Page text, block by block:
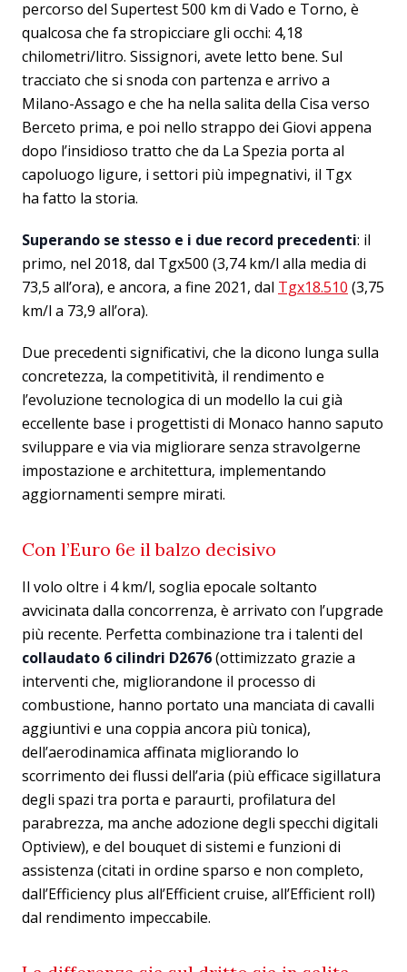
percorso del Supertest 500 km di Vado e Torno, è
qualcosa che fa stropicciare gli occhi: 4,18
chilometri/litro. Sissignori, avete letto bene. Sul
tracciato che si snoda con partenza e arrivo a
Milano-Assago e che ha nella salita della Cisa verso
Berceto prima, e poi nello strappo dei Giovi appena
dopo l’insidioso tratto che da La Spezia porta al
capoluogo ligure, i settori più impegnativi, il Tgx
ha fatto la storia.
Superando se stesso e i due record precedenti: il
primo, nel 2018, dal Tgx500 (3,74 km/l alla media di
73,5 all’ora), e ancora, a fine 2021, dal Tgx18.510 (3,75
km/l a 73,9 all’ora).
Due precedenti significativi, che la dicono lunga sulla
concretezza, la competitività, il rendimento e
l’evoluzione tecnologica di un modello la cui già
eccellente base i progettisti di Monaco hanno saputo
sviluppare e via via migliorare senza stravolgerne
impostazione e architettura, implementando
aggiornamenti sempre mirati.
Con l’Euro 6e il balzo decisivo
Il volo oltre i 4 km/l, soglia epocale soltanto
avvicinata dalla concorrenza, è arrivato con l’upgrade
più recente. Perfetta combinazione tra i talenti del
collaudato 6 cilindri D2676(ottimizzato grazie a
interventi che, migliorandone il processo di
combustione, hanno portato una manciata di cavalli
aggiuntivi e una coppia ancora più tonica),
dell’aerodinamica affinata migliorando lo
scorrimento dei flussi dell’aria (più efficace sigillatura
degli spazi tra porta e paraurti, profilatura del
parabrezza, ma anche adozione degli specchi digitali
Optiview), e del bouquet di sistemi e funzioni di
assistenza (citati in ordine sparso e non completo,
dall’Efficiency plus all’Efficient cruise, all’Efficient roll)
dal rendimento impeccabile.